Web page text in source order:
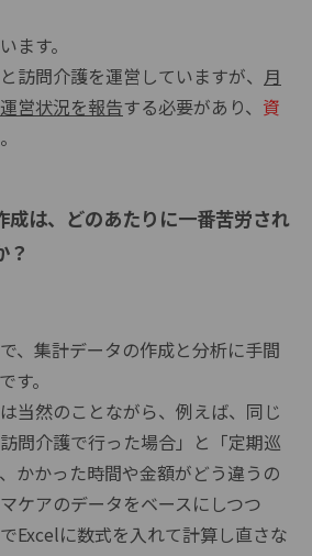
ます。
訪問介護を運営していますが、 月
営状況を報告する必要があり、 資
成は、どのあたりに一番苦労され
？
、集計データの作成と分析に手間
す。
は当然のことながら、例えば、同じ
問介護で行った場合」と「定期巡
かかった時間や金額がどう違うの
ケアのデータをベースにしつつ
Excelに数式を入れて計算し直さな